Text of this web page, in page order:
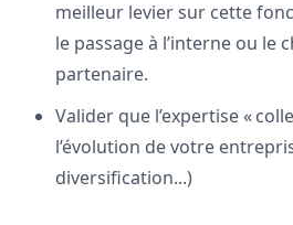
meilleur levier sur cette
le passage à l’interne ou le
partenaire.
Valider que l’expertise «
l’évolution de votre
diversification...)